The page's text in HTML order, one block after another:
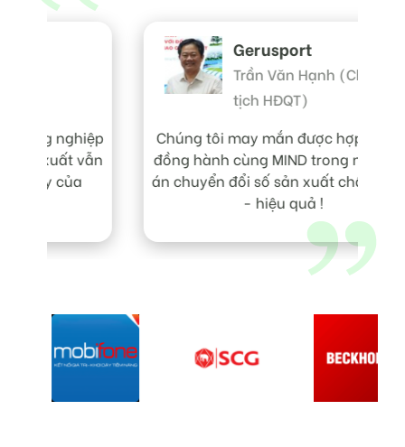
Gerusport
Trần Văn Hạnh (Chủ
tịch HĐQT)
Chúng tôi may mắn được hợp tác và
đồng hành cùng MIND trong nhiều dự
án chuyển đổi số sản xuất chất lượng